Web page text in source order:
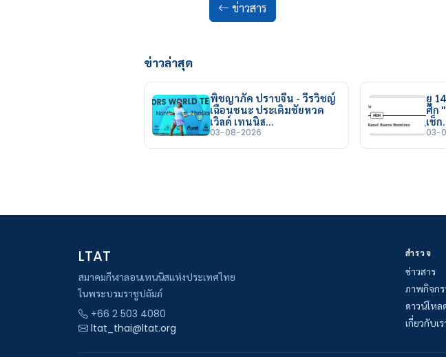
ข่าวสาร
ข่าวล่าสุด
พิชญาภัค ปราบจีน - วีรวิชญ์
เฉือนชนะ ประเดิมชัยหวด
เวิลด์ เทนนิส…
03-08-2026
ยู
ศึก
เช็
03-
LTAT
สมาคมกีฬาลอนเทนนิสแห่งประเทศไทย
ในพระบรมราชูปถัมภ์
+66 2 503 4080
ltat_thai@ltat.org
สำรวจ
ข่าวสาร
ภาพกิจกร
ดาวน์โหล
เกี่ยวกับเร